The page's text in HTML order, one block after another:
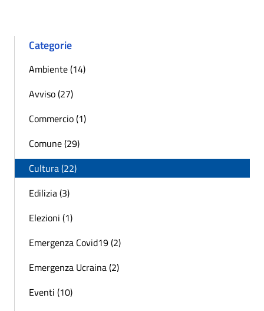
Categorie
Ambiente (14)
Avviso (27)
Commercio (1)
Comune (29)
Cultura (22)
Edilizia (3)
Elezioni (1)
Emergenza Covid19 (2)
Emergenza Ucraina (2)
Eventi (10)